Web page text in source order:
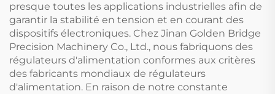
presque toutes les applications industrielles afin de
garantir la stabilité en tension et en courant des
dispositifs électroniques. Chez Jinan Golden Bridge
Precision Machinery Co., Ltd., nous fabriquons des
régulateurs d'alimentation conformes aux critères
des fabricants mondiaux de régulateurs
d'alimentation. En raison de notre constante